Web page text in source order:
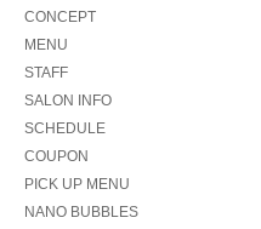
CONCEPT
MENU
STAFF
SALON INFO
SCHEDULE
COUPON
PICK UP MENU
NANO BUBBLES